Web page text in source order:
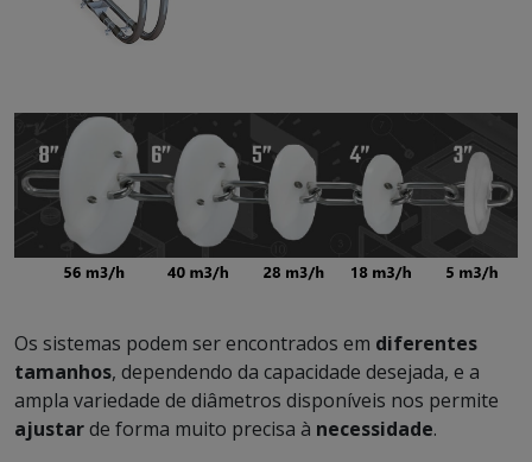
Os sistemas podem ser encontrados em diferentes
tamanhos, dependendo da capacidade desejada, e a
ampla variedade de diâmetros disponíveis nos permite
ajustarde forma muito precisa à necessidade.